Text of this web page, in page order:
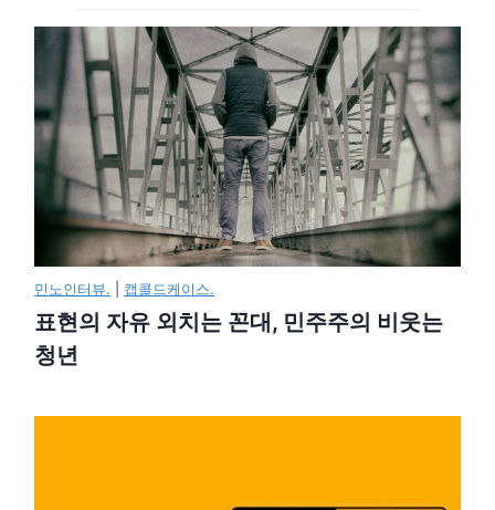
민노인터뷰. 캡콜드케이스.
표현의 자유 외치는 꼰대, 민주주의 비웃는
청년